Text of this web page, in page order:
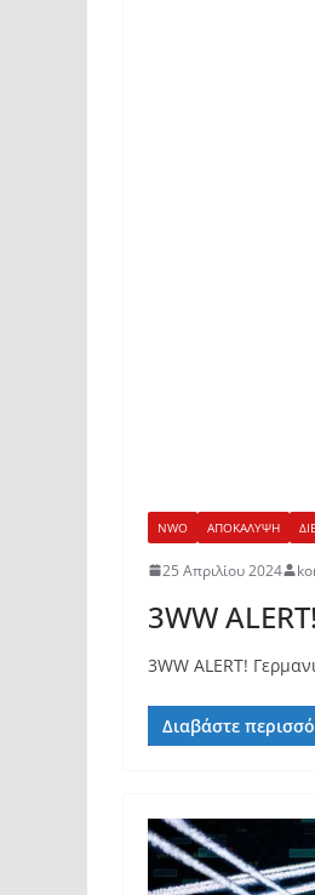
NWO ΑΠΟΚΑΛΥΨΗ
25 Απριλίου 2024
3WW
3WW ALERT!
Διαβάστε